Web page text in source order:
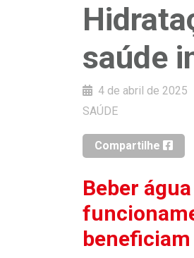
saúde
4 de abril de 2025
SAÚDE
Compartilhe
Beber